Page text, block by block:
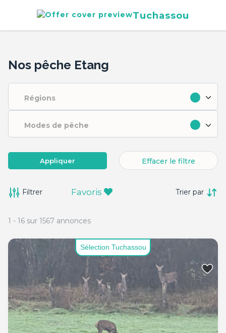
Tuchassou
Nos pêche Etang
Régions
Modes de pêche
Appliquer Effacer le filtre
Filtrer Favoris Trier par
1 - 16 sur 1567 annonces
Sélection Tuchassou